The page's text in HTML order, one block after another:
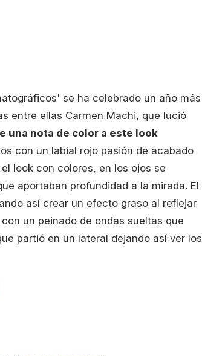
se ha celebrado un año más
entre ellas Carmen Machi, que lució
una nota de color a este look
con un labial rojo pasión de acabado
look con colores, en los ojos se
aportaban profundidad a la mirada. El
así crear un efecto graso al reflejar
un peinado de ondas sueltas que
partió en un lateral dejando así ver los